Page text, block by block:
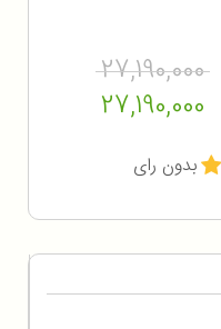
27,190,000
27,190,000
بدون رای